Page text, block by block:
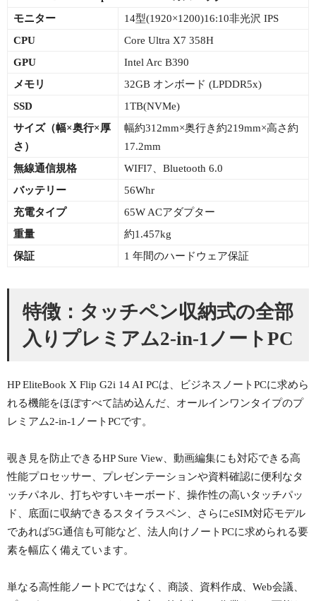
モニター
14型(1920×1200)16:10非光沢 IPS
CPU
Core Ultra X7 358H
GPU
Intel Arc B390
メモリ
32GB オンボード (LPDDR5x)
SSD
1TB(NVMe)
サイズ（幅×奥行×厚
さ）
幅約312mm×奥行き約219mm×高さ約
17.2mm
無線通信規格
WIFI7、Bluetooth 6.0
バッテリー
56Whr
充電タイプ
65W ACアダプター
重量
約1.457kg
保証
1 年間のハードウェア保証
特徴：タッチペン収納式の全部
入りプレミアム2-in-1ノートPC
HP EliteBook X Flip G2i 14 AI PCは、ビジネスノートPCに求めら
れる機能をほぼすべて詰め込んだ、オールインワンタイプのプ
レミアム2-in-1ノートPCです。
覗き見を防止できるHP Sure View、動画編集にも対応できる高
性能プロセッサー、プレゼンテーションや資料確認に便利なタ
ッチパネル、打ちやすいキーボード、操作性の高いタッチパッ
ド、底面に収納できるスタイラスペン、さらにeSIM対応モデル
であれば5G通信も可能など、法人向けノートPCに求められる要
素を幅広く備えています。
単なる高性能ノートPCではなく、商談、資料作成、Web会議、